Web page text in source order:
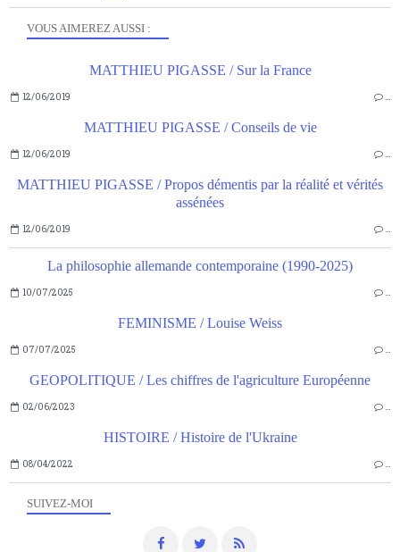
SUIVEZ-MOI
VOUS AIMEREZ AUSSI :
MATTHIEU PIGASSE / Sur la France
12/06/2019 …
MATTHIEU PIGASSE / Conseils de vie
12/06/2019 …
MATTHIEU PIGASSE / Propos démentis par la réalité et vérités
assénées
12/06/2019 …
La philosophie allemande contemporaine (1990-2025)
10/07/2025 …
FEMINISME / Louise Weiss
07/07/2025 …
GEOPOLITIQUE / Les chiffres de l'agriculture Européenne
02/06/2023 …
HISTOIRE / Histoire de l'Ukraine
08/04/2022 …